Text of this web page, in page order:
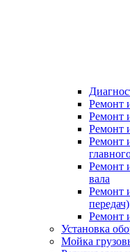
Ремонт
Ремонт
Ремонт
Ремонт
Ремонт
вала
Ремонт
передач)
Ремонт
Установка
Мойка